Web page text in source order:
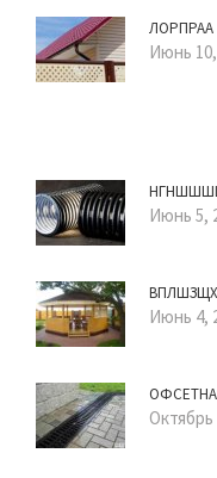
ЛОРПРАА
Июнь
Июнь 5,
Июнь 4,
Октябрь